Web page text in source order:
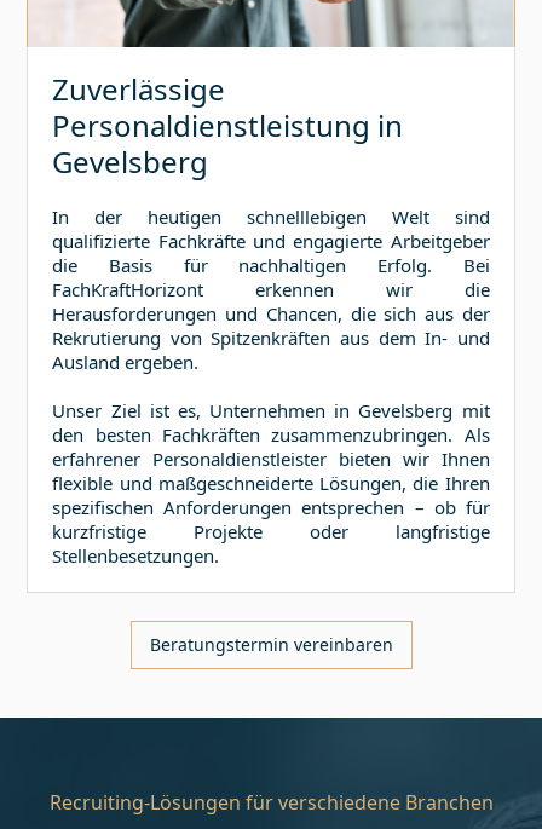
Zuverlässige
Personaldienstleistung in
Gevelsberg
In der heutigen schnelllebigen Welt sind
qualifizierte Fachkräfte und engagierte Arbeitgeber
die Basis für nachhaltigen Erfolg. Bei
FachKraftHorizont erkennen wir die
Herausforderungen und Chancen, die sich aus der
Rekrutierung von Spitzenkräften aus dem In- und
Ausland ergeben.
Unser Ziel ist es, Unternehmen in Gevelsberg mit
den besten Fachkräften zusammenzubringen. Als
erfahrener Personaldienstleister bieten wir Ihnen
flexible und maßgeschneiderte Lösungen, die Ihren
spezifischen Anforderungen entsprechen – ob für
kurzfristige Projekte oder langfristige
Stellenbesetzungen.
Beratungstermin vereinbaren
Recruiting-Lösungen für verschiedene Branchen